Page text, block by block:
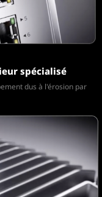
spécialisé
dus à l'érosion par